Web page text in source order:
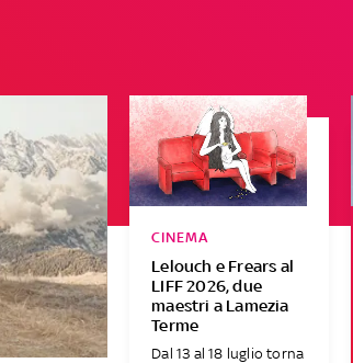
Lelouch e Frears al
LIFF 2026, due
maestri a Lamezia
Terme
CINEMA
Dal 13 al 18 luglio torna